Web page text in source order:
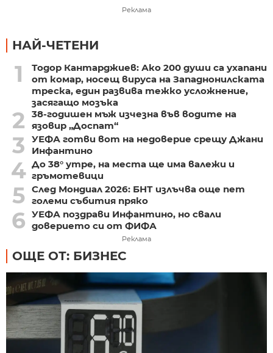
Реклама
НАЙ-ЧЕТЕНИ
1
Тодор Кантарджиев: Ако 200 души са ухапани
от комар, носещ вируса на Западнонилската
треска, един развива тежко усложнение,
засягащо мозъка
2
38-годишен мъж изчезна във водите на
язовир „Доспат“
3
УЕФА готви вот на недоверие срещу Джани
Инфантино
4 До 38° утре, на места ще има валежи и
гръмотевици
5 След Мондиал 2026: БНТ излъчва още пет
големи събития пряко
6 УЕФА поздрави Инфантино, но свали
доверието си от ФИФА
Реклама
ОЩЕ ОТ: БИЗНЕС